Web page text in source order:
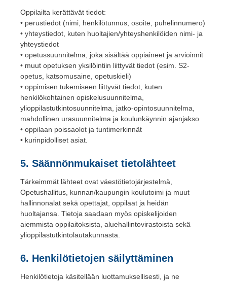
Oppilailta kerättävät tiedot:
• perustiedot (nimi, henkilötunnus, osoite, puhelinnumero)
• yhteystiedot, kuten huoltajien/yhteyshenkilöiden nimi- ja
yhteystiedot
• opetussuunnitelma, joka sisältää oppiaineet ja arvioinnit
• muut opetuksen yksilöintiin liittyvät tiedot (esim. S2-
opetus, katsomusaine, opetuskieli)
• oppimisen tukemiseen liittyvät tiedot, kuten
henkilökohtainen opiskelusuunnitelma,
ylioppilastutkintosuunnitelma, jatko-opintosuunnitelma,
mahdollinen urasuunnitelma ja koulunkäynnin ajanjakso
• oppilaan poissaolot ja tuntimerkinnät
• kurinpidolliset asiat.
5. Säännönmukaiset tietolähteet
Tärkeimmät lähteet ovat väestötietojärjestelmä,
Opetushallitus, kunnan/kaupungin koulutoimi ja muut
hallinnonalat sekä opettajat, oppilaat ja heidän
huoltajansa. Tietoja saadaan myös opiskelijoiden
aiemmista oppilaitoksista, aluehallintovirastoista sekä
ylioppilastutkintolautakunnasta.
6. Henkilötietojen säilyttäminen
Henkilötietoja käsitellään luottamuksellisesti, ja ne